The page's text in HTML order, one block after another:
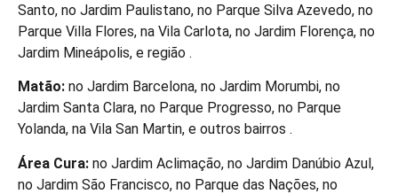
Santo, no Jardim Paulistano, no Parque Silva Azevedo, no
Parque Villa Flores, na Vila Carlota, no Jardim Florença, no
Jardim Mineápolis, e região .
Matão: no Jardim Barcelona, no Jardim Morumbi, no
Jardim Santa Clara, no Parque Progresso, no Parque
Yolanda, na Vila San Martin, e outros bairros .
Área Cura: no Jardim Aclimação, no Jardim Danúbio Azul,
no Jardim São Francisco, no Parque das Nações, no